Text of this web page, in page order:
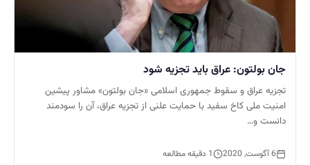
جان بولتون: عراق باید تجزیه شود
تجزیه عراق و سقوط جمهوری اسلامی «جان بولتون» مشاور پیشین
امنیت ملی کاخ سفید با حمایت علنی از تجزیه عراق، آن را سودمند
دانست و…
6 آگوست, 2020 1 دقیقه مطالعه